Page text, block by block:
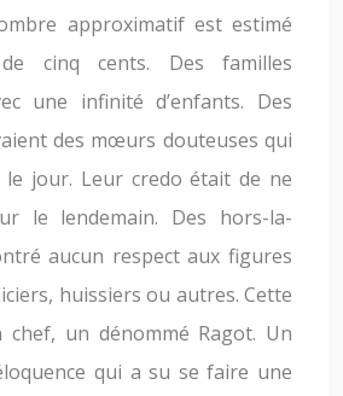
approximatif est estimé
cinq cents. Des familles
une infinité d’enfants. Des
des mœurs douteuses qui
jour. Leur credo était de ne
le lendemain. Des hors-la-
aucun respect aux figures
huissiers ou autres. Cette
chef, un dénommé Ragot. Un
qui a su se faire une